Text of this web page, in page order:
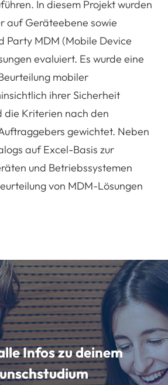
In diesem Projekt wurden
auf Geräteebene sowie
Party MDM (Mobile Device
evaluiert. Es wurde eine
mobiler
ihrer Sicherheit
die Kriterien nach den
gewichtet. Neben
auf Excel-Basis zur
und Betriebssystemen
von MDM-Lösungen
Infos zu deinem